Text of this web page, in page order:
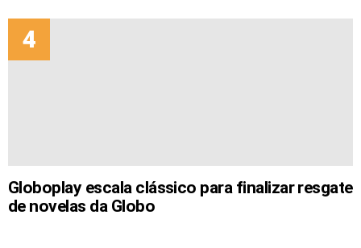
Globoplay escala clássico para finalizar resgate
de novelas da Globo